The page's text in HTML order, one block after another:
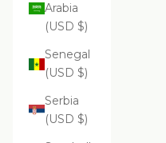
Arabia
(USD $)
Senegal
(USD $)
Serbia
(USD $)